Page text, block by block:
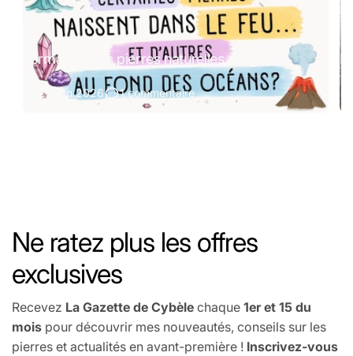
Formation des pierres naturelles : le guide
27 juin 2026 1 commentaire
Ne ratez plus les offres
exclusives
Recevez La Gazette de Cybèle chaque 1er et 15 du
mois pour découvrir mes nouveautés, conseils sur les
pierres et actualités en avant-première ! Inscrivez-vous